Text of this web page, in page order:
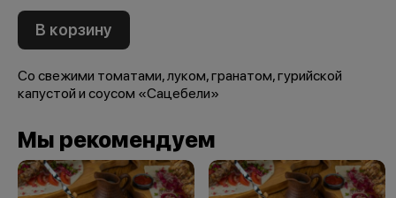
В корзину
Со свежими томатами, луком, гранатом, гурийской
капустой и соусом «Сацебели»
Мы рекомендуем